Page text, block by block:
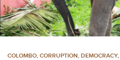
n
t
e
COLOMBO, CORRUPTION, DEMOCRACY,